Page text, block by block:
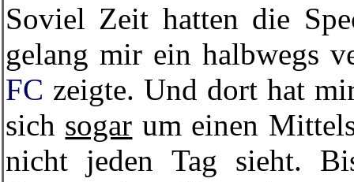
Soviel Zeit hatten die
gelang mir ein halbwegs
FC zeigte. Und dort hat
sich sogar um einen
nicht jeden Tag sieht.